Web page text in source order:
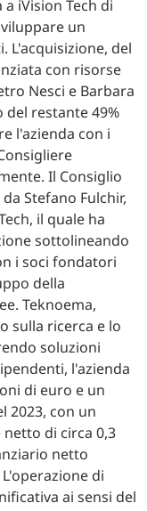
iVision Tech di
un
L'acquisizione, del
con risorse
Nesci e Barbara
restante 49%
l'azienda con i
Il Consiglio
Stefano Fulchir,
il quale ha
sottolineando
i soci fondatori
della
Teknoema,
sulla ricerca e lo
soluzioni
l'azienda
di euro e un
2023, con un
netto di circa 0,3
netto
di
ai sensi del